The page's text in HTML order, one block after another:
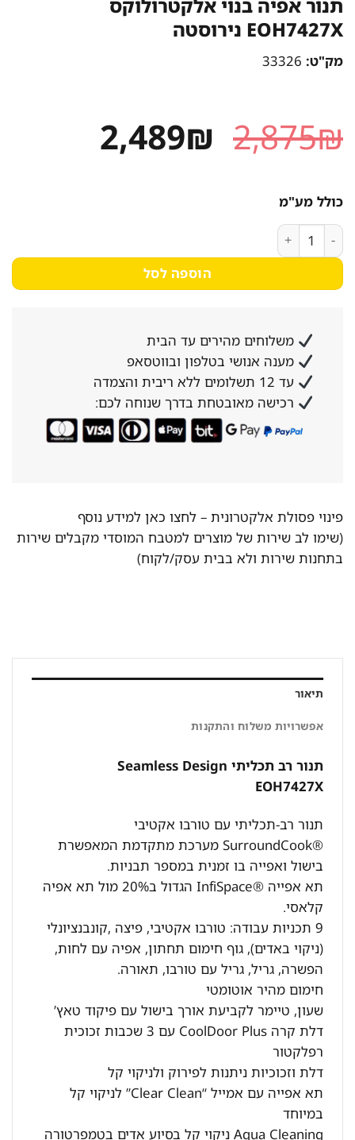
תנור אפיה בנוי אלקטרולוקס
EOH7427X נירוסטה
מק"ט:33326
2,875₪ המחיר
המקורי
2,489₪ המחיר
כולל מע"מ
כמות של תנור אפיה בנוי אלקטרולוקס EOH7427X נירוסטה
הוספה לסל
משלוחים מהירים עד הבית
מענה אנושי בטלפון ובווטסאפ
עד 12 תשלומים ללא ריבית והצמדה
רכישה מאובטחת בדרך שנוחה לכם:
פינוי פסולת אלקטרונית –לחצו כאן למידע נוסף
(שימו לב שירות של מוצרים למטבח המוסדי מקבלים שירות
בתחנות שירות ולא בבית עסק/לקוח)
תיאור
אפשרויות משלוח והתקנות
תנור רב תכליתי Seamless Design
EOH7427X
תנור רב-תכליתי עם טורבו אקטיבי
®SurroundCook מערכת מתקדמת המאפשרת
בישול ואפייה בו זמנית במספר תבניות.
תא אפייה ®InfiSpace הגדול ב20% מול תא אפיה
קלאסי.
9 תכניות עבודה: טורבו אקטיבי, פיצה ,קונבנציונלי
(ניקוי באדים), גוף חימום תחתון, אפיה עם לחות,
הפשרה, גריל, גריל עם טורבו, תאורה.
חימום מהיר אוטומטי
שעון, טיימר לקביעת אורך בישול עם פיקוד טאץ’
דלת קרה CoolDoor Plus עם 3 שכבות זכוכית
רפלקטור
דלת וזכוכיות ניתנות לפירוק ולניקוי קל
תא אפייה עם אמייל “Clear Clean” לניקוי קל
במיוחד
Aqua Cleaning ניקוי קל בסיוע אדים בטמפרטורה